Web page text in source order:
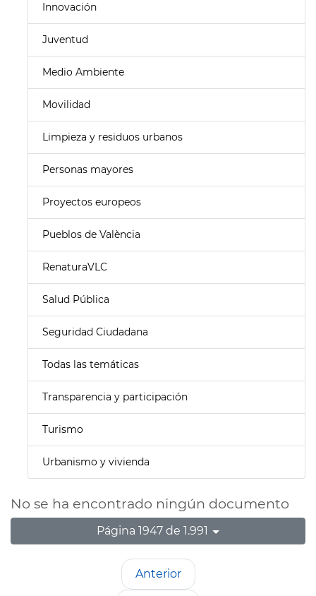
Innovación
Juventud
Medio Ambiente
Movilidad
Limpieza y residuos urbanos
Personas mayores
Proyectos europeos
Pueblos de València
RenaturaVLC
Salud Pública
Seguridad Ciudadana
Todas las temáticas
Transparencia y participación
Turismo
Urbanismo y vivienda
No se ha encontrado ningún documento
Página 1947 de 1.991
Anterior